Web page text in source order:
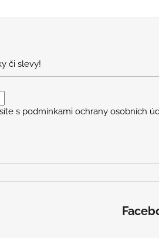
či slevy!
s podmínkami ochrany osobních